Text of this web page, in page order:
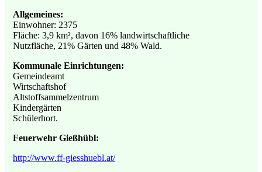
Allgemeines:
Einwohner: 2375
Fläche: 3,9 km², davon 16% landwirtschaftliche
Nutzfläche, 21% Gärten und 48% Wald.
Kommunale Einrichtungen:
Gemeindeamt
Wirtschaftshof
Altstoffsammelzentrum
Kindergärten
Schülerhort.
Feuerwehr Gießhübl:
http://www.ff-giesshuebl.at/